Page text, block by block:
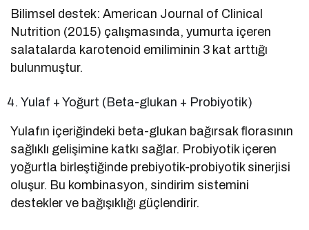
Bilimsel destek: American Journal of Clinical
Nutrition (2015) çalışmasında, yumurta içeren
salatalarda karotenoid emiliminin 3 kat arttığı
bulunmuştur.
Yulaf + Yoğurt (Beta-glukan + Probiyotik)
Yulafın içeriğindeki beta-glukan bağırsak florasının
sağlıklı gelişimine katkı sağlar. Probiyotik içeren
yoğurtla birleştiğinde prebiyotik-probiyotik sinerjisi
oluşur. Bu kombinasyon, sindirim sistemini
destekler ve bağışıklığı güçlendirir.